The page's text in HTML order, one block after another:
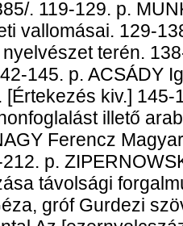
. 119-129. p.
vallomásai. 129-
terén.
145. p. ACSÁDY
[Értekezés kiv.]
illető
Ferencz
p.
távolsági
gróf Gurdezi